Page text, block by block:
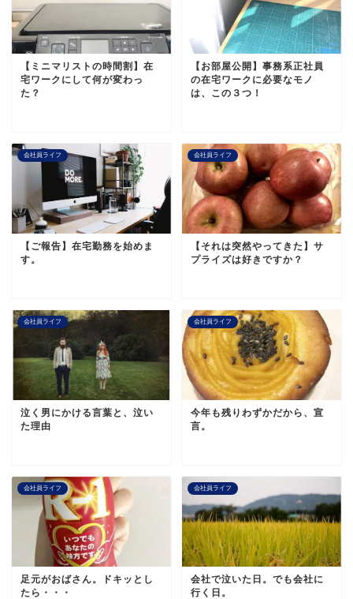
【ミニマリストの時間割】在
宅ワークにして何が変わっ
た？
【お部屋公開】事務系正社員
の在宅ワークに必要なモノ
は、この３つ！
会社員ライフ
【ご報告】在宅勤務を始めま
す。
会社員ライフ
【それは突然やってきた】サ
プライズは好きですか？
会社員ライフ
泣く男にかける言葉と、泣い
た理由
会社員ライフ
今年も残りわずかだから、宣
言。
会社員ライフ
足元がおばさん。ドキッとし
たら・・・
会社員ライフ
会社で泣いた日。でも会社に
行く日。